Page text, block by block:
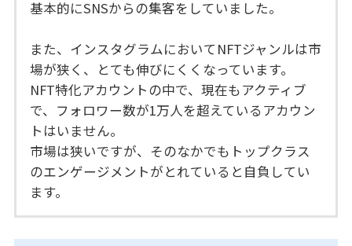
基本的にSNSからの集客をしていました。
また、インスタグラムにおいてNFTジャンルは市
場が狭く、とても伸びにくくなっています。
NFT特化アカウントの中で、現在もアクティブ
で、フォロワー数が1万人を超えているアカウン
トはいません。
市場は狭いですが、そのなかでもトップクラス
のエンゲージメントがとれていると自負してい
ます。